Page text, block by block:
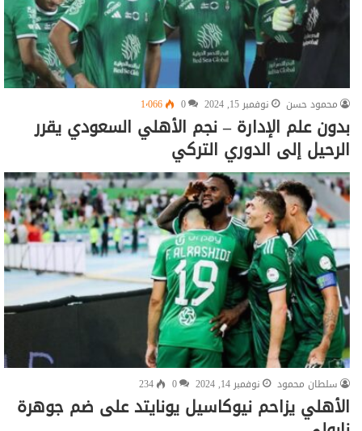
محمود حسن نوفمبر 15, 2024 0 1٬066
بدون علم الإدارة – نجم الأهلي السعودي يقرر
الرحيل إلى الدوري التركي
سلطان محمود نوفمبر 14, 2024 0
234
الأهلي يزاحم نيوكاسيل يونايتد على ضم جوهرة